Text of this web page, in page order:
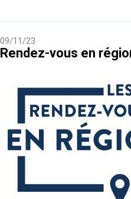
09/11/23
Rendez-vous en